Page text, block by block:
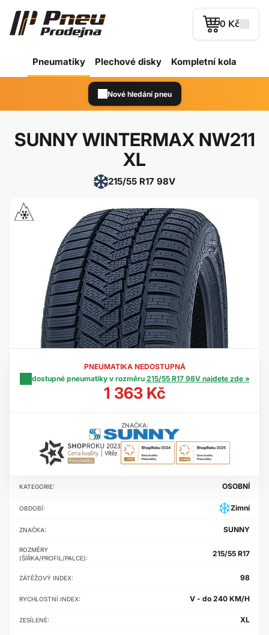
0 Kč
Pneumatiky Plechové disky Kompletní kola
Nové hledání pneu
SUNNY WINTERMAX NW211
XL
215/55 R17 98V
KATEGORIE: OSOBNÍ
OBDOBÍ: Zimní
ZNAČKA: SUNNY
ROZMĚRY
(ŠÍŘKA/PROFIL/PALCE):
215/55 R17
ZÁTĚŽOVÝ INDEX: 98
RYCHLOSTNÍ INDEX: V - do 240 KM/H
ZESÍLENÉ: XL
PNEUMATIKA NEDOSTUPNÁ
dostupné pneumatiky v rozměru 215/55 R17 98V najdete zde »
1 363 Kč
ZNAČKA: